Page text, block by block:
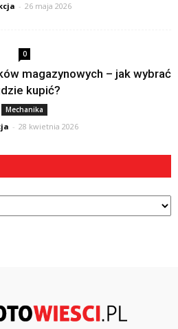
- 26 maja 2026
0
magazynowych – jak wybrać
kupić?
Mechanika
- 28 kwietnia 2026